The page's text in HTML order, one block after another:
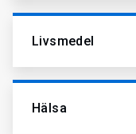
Livsmedel
Hälsa